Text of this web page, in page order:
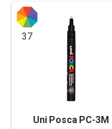
37
Uni Posca PC-3M